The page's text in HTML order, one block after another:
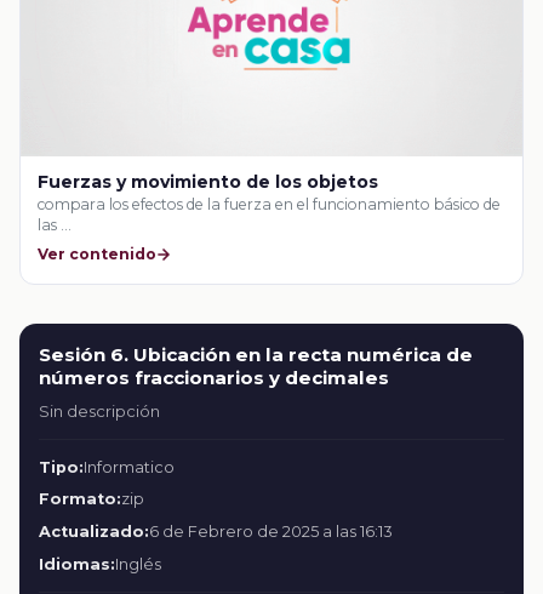
Fuerzas y movimiento de los objetos
compara los efectos de la fuerza en el funcionamiento básico de
las …
Ver contenido
Sesión 6. Ubicación en la recta numérica de
números fraccionarios y decimales
Sin descripción
Tipo:Informatico
Formato:zip
Actualizado:6 de Febrero de 2025 a las 16:13
Idiomas:Inglés